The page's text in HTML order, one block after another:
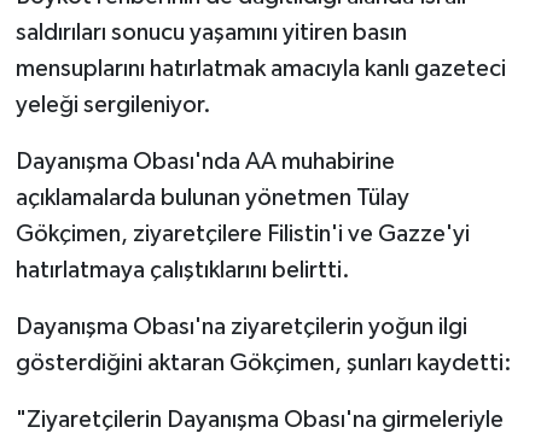
saldırıları sonucu yaşamını yitiren basın
mensuplarını hatırlatmak amacıyla kanlı gazeteci
yeleği sergileniyor.
Dayanışma Obası'nda AA muhabirine
açıklamalarda bulunan yönetmen Tülay
Gökçimen, ziyaretçilere Filistin'i ve Gazze'yi
hatırlatmaya çalıştıklarını belirtti.
Dayanışma Obası'na ziyaretçilerin yoğun ilgi
gösterdiğini aktaran Gökçimen, şunları kaydetti:
"Ziyaretçilerin Dayanışma Obası'na girmeleriyle